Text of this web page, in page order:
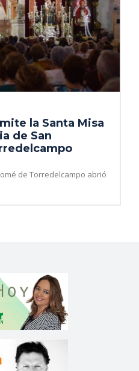
la Santa Misa
de San
de Torredelcampo abrió